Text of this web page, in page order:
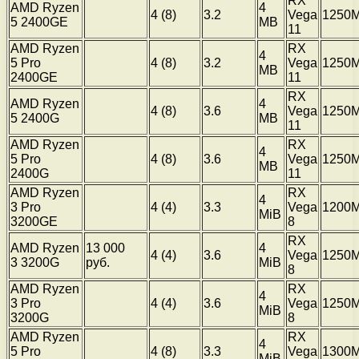
AMD Ryzen
5 2400GE
4 (8) 3.2
4
MB
Vega
11
AMD Ryzen
5 Pro
2400GE
4 (8) 3.2
4
MB
RX
Vega
11
AMD Ryzen
5 2400G
4 (8) 3.6
4
MB
RX
Vega
11
AMD Ryzen
5 Pro
2400G
4 (8) 3.6
4
MB
RX
Vega
11
AMD Ryzen
3 Pro
3200GE
4 (4) 3.3
4
MiB
RX
Vega
8
AMD Ryzen
3 3200G
13 000
руб.
4 (4) 3.6
4
MiB
RX
Vega
8
AMD Ryzen
3 Pro
3200G
4 (4) 3.6
4
MiB
RX
Vega
8
AMD Ryzen
5 Pro
4 (8) 3.3
4
RX
Vega